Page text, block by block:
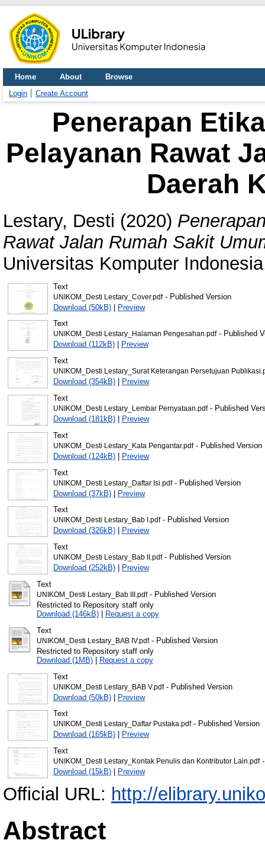
Home About
Browse
Login
Create Account
Penerapan
Pelayanan Rawat
Daerah
Lestary, Desti (2020)
Rawat Jalan Rumah Sakit
Universitas Komputer
Text
UNIKOM_Desti Lestary_Cover.pdf- Published Version
Download (50kB)| Preview
Text
UNIKOM_Desti Lestary_Halaman Pengesahan.pdf- Published
Download (112kB)|
Preview
Text
UNIKOM_Desti Lestary_Surat Keterangan Persetujuan
Download (354kB)|
Preview
Text
UNIKOM_Desti Lestary_Lembar Pernyataan.pdf- Published
Download (181kB)|
Preview
Text
UNIKOM_Desti Lestary_Kata Pengantar.pdf- Published Version
Download (124kB)|
Preview
Text
UNIKOM_Desti Lestary_Daftar Isi.pdf- Published Version
Download (37kB)| Preview
Text
UNIKOM_Desti Lestary_Bab I.pdf- Published Version
Download (326kB)|
Preview
Text
UNIKOM_Desti Lestary_Bab II.pdf- Published Version
Download (252kB)|
Preview
Text
UNIKOM_Desti Lestary_Bab III.pdf- Published Version
Restricted to Repository staff only
Download (146kB)|
Request a copy
Text
UNIKOM_Desti Lestary_BAB IV.pdf- Published Version
Restricted to Repository staff only
Download (1MB)|
Request a copy
Text
UNIKOM_Desti Lestary_BAB V.pdf- Published Version
Download (50kB)| Preview
Text
UNIKOM_Desti Lestary_Daftar Pustaka.pdf- Published Version
Download (165kB)|
Preview
Text
UNIKOM_Desti Lestary_Kontak Penulis dan Kontributor Lain.pdf-
Download (15kB)| Preview
Official URL: http://
Abstract